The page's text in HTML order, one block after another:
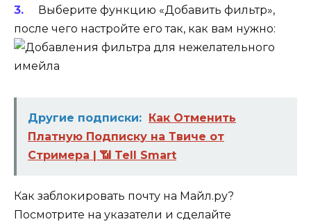
Выберите функцию «Добавить фильтр»,
после чего настройте его так, как вам нужно:
Другие подписки: Как Отменить
Платную Подписку на Твиче от
Стримера | 📶 Tell Smart
Как заблокировать почту на Майл.ру?
Посмотрите на указатели и сделайте